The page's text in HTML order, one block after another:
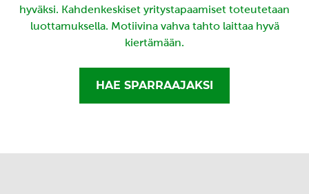
hyväksi. Kahdenkeskiset yritystapaamiset toteutetaan
luottamuksella. Motiivina vahva tahto laittaa hyvä
kiertämään.
HAE SPARRAAJAKSI